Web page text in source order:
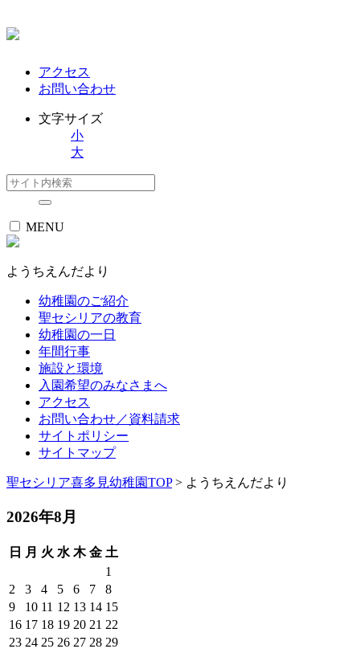
アクセス
お問い合わせ
文字サイズ
小
大
MENU
ようちえんだより
幼稚園のご紹介
聖セシリアの教育
幼稚園の一日
年間行事
施設と環境
入園希望のみなさまへ
アクセス
お問い合わせ／資料請求
サイトポリシー
サイトマップ
聖セシリア喜多見幼稚園TOP> ようちえんだより
2026年8月
日 月 火 水 木 金 土
1
2
3 4 5 6 7
8
9
10 11 12 13 14 15
16 17 18 19 20 21 22
23 24 25 26 27 28 29